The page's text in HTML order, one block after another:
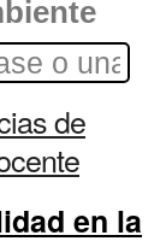
de
en la